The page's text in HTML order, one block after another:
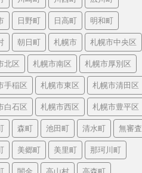
日野町 日高町 明和町
朝日町 札幌市 札幌市中央区
北区 札幌市南区 札幌市厚別区
手稲区 札幌市東区 札幌市清田区
白石区 札幌市西区 札幌市豊平区
森町 池田町 清水町 無審査
美郷町 美里町 那珂川町